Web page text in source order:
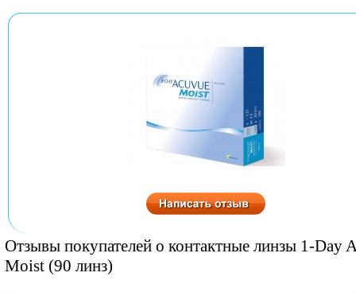
Отзывы покупателей о контактные линзы 1-Day
Moist (90 линз)